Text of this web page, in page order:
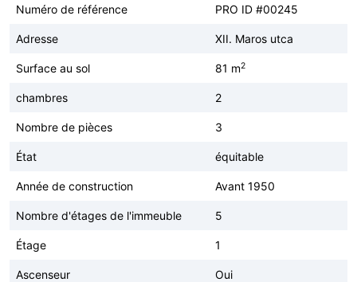
Numéro de référence
PRO ID #00245
Adresse XII. Maros utca
Surface au sol 81 m2
chambres 2
Nombre de pièces 3
État équitable
Année de construction Avant 1950
Nombre d'étages de l'immeuble 5
Étage 1
Ascenseur Oui